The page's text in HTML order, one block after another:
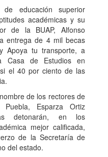
educación superior
académicas y su
de la BUAP, Alfonso
entrega de 4 mil becas
Apoya tu transporte, a
Casa de Estudios en
el 40 por ciento de las
de los rectores de
Puebla, Esparza Ortiz
detonarán, en los
mejor calificada,
de la Secretaría de
del estado.